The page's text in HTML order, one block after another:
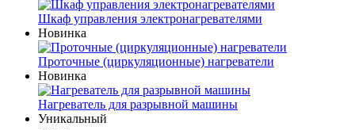
Шкаф управления электронагревателями
Новинка
Проточные (циркуляционные) нагреватели
Новинка
Нагреватель для разрывной машины
Уникальный